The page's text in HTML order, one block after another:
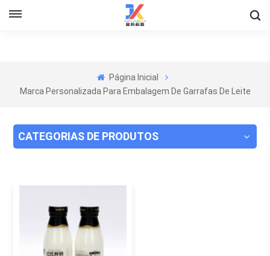
Página Inicial
Marca Personalizada Para Embalagem De Garrafas De Leite
CATEGORIAS DE PRODUTOS